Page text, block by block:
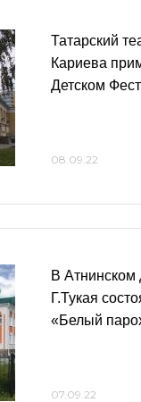
Татарский
Кариева
Детском
08.09.22
В Атнинском
Г.Тукая
«Белый
07.09.22